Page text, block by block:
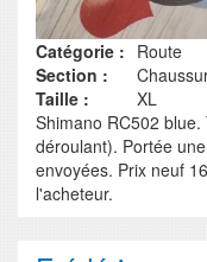
Catégorie : Route
Section :
Taille :
XL
Shimano RC502
déroulant). Portée
envoyées. Prix neuf
l'acheteur.